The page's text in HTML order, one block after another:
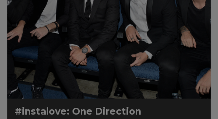
#instalove: One Direction